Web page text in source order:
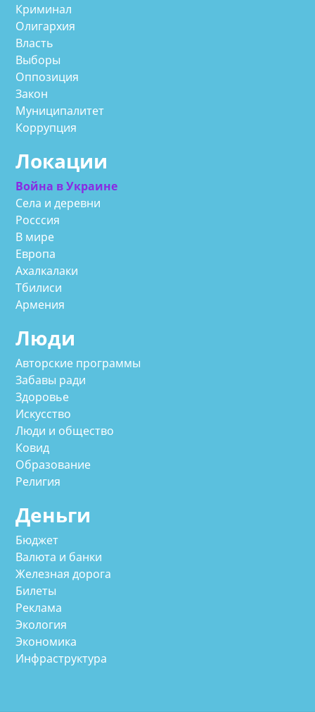
Криминал
Олигархия
Власть
Выборы
Оппозиция
Закон
Муниципалитет
Коррупция
Локации
Война в Украине
Села и деревни
Росссия
В мире
Европа
Ахалкалаки
Тбилиси
Армения
Люди
Авторские программы
Забавы ради
Здоровье
Искусство
Люди и общество
Ковид
Образование
Религия
Деньги
Бюджет
Валюта и банки
Железная дорога
Билеты
Реклама
Экология
Экономика
Инфраструктура